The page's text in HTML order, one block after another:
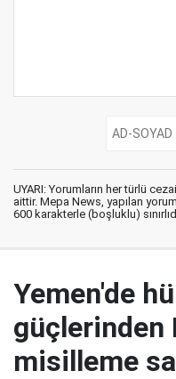
UYARI: Yorumların her türlü
aittir. Mepa News, yapılan
600 karakterle (boşluklu)
Yemen'de
güçlerinden
misilleme